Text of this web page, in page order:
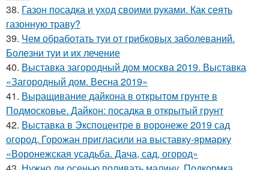
38. Газон посадка и уход своими руками. Как сеять
газонную траву?
39. Чем обработать туи от грибковых заболеваний.
Болезни туи и их лечение
40. Выставка загородный дом москва 2019. Выставка
«Загородный дом. Весна 2019»
41. Выращивание дайкона в открытом грунте в
Подмосковье. Дайкон: посадка в открытый грунт
42. Выставка в Экспоцентре в воронеже 2019 сад
огород. Горожан пригласили на выставку-ярмарку
«Воронежская усадьба. Дача, сад, огород»